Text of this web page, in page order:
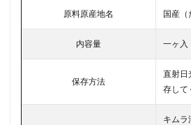
原料原産地名 国産（
内容量 一ヶ入
保存方法
直射日
存して
キムラ